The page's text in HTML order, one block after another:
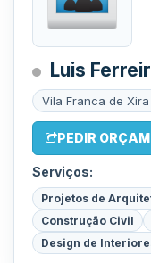
Luis
Vila Franca de
PEDIR
Serviços:
Projetos de
Construção Civil
Design de